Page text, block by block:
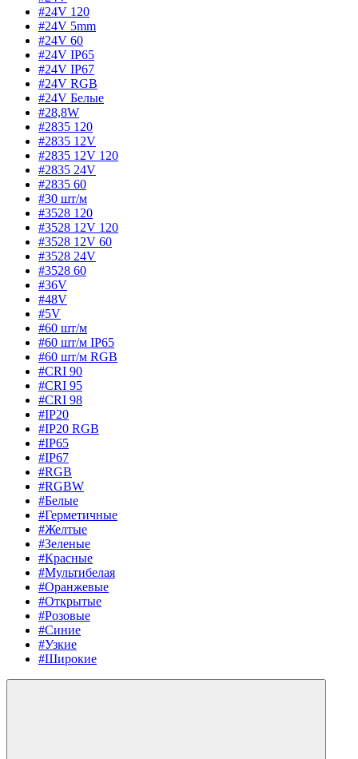
#24V 120
#24V 5mm
#24V 60
#24V IP65
#24V IP67
#24V RGB
#24V Белые
#28,8W
#2835 120
#2835 12V
#2835 12V 120
#2835 24V
#2835 60
#30 шт/м
#3528 120
#3528 12V 120
#3528 12V 60
#3528 24V
#3528 60
#36V
#48V
#5V
#60 шт/м
#60 шт/м IP65
#60 шт/м RGB
#CRI 90
#CRI 95
#CRI 98
#IP20
#IP20 RGB
#IP65
#IP67
#RGB
#RGBW
#Белые
#Герметичные
#Желтые
#Зеленые
#Красные
#Мультибелая
#Оранжевые
#Открытые
#Розовые
#Синие
#Узкие
#Широкие